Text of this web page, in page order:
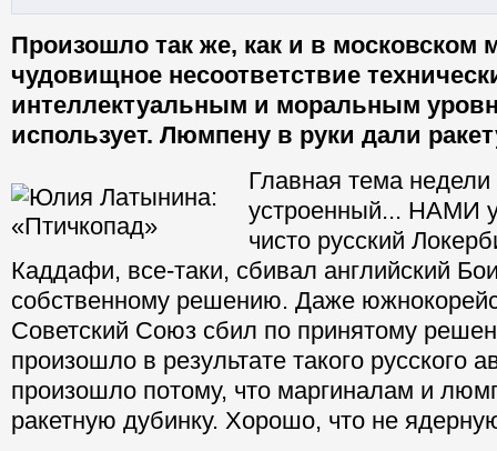
Произошло так же, как и в московском
чудовищное несоответствие
интеллектуальным и моральным
использует. Люмпену в руки дали
Главная тема
устроенный... НАМИ
чисто русский
Каддафи, все-таки, сбивал английский
собственному решению. Даже
Советский Союз сбил по принятому
произошло в результате такого русского
произошло потому, что маргиналам и
ракетную дубинку. Хорошо, что не